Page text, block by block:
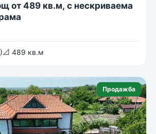
от 489 кв.м, с нескриваема
📐 489 кв.м
Продажба